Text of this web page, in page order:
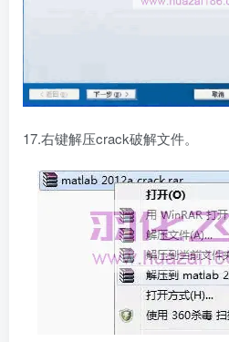
17.右键解压crack破解文件。